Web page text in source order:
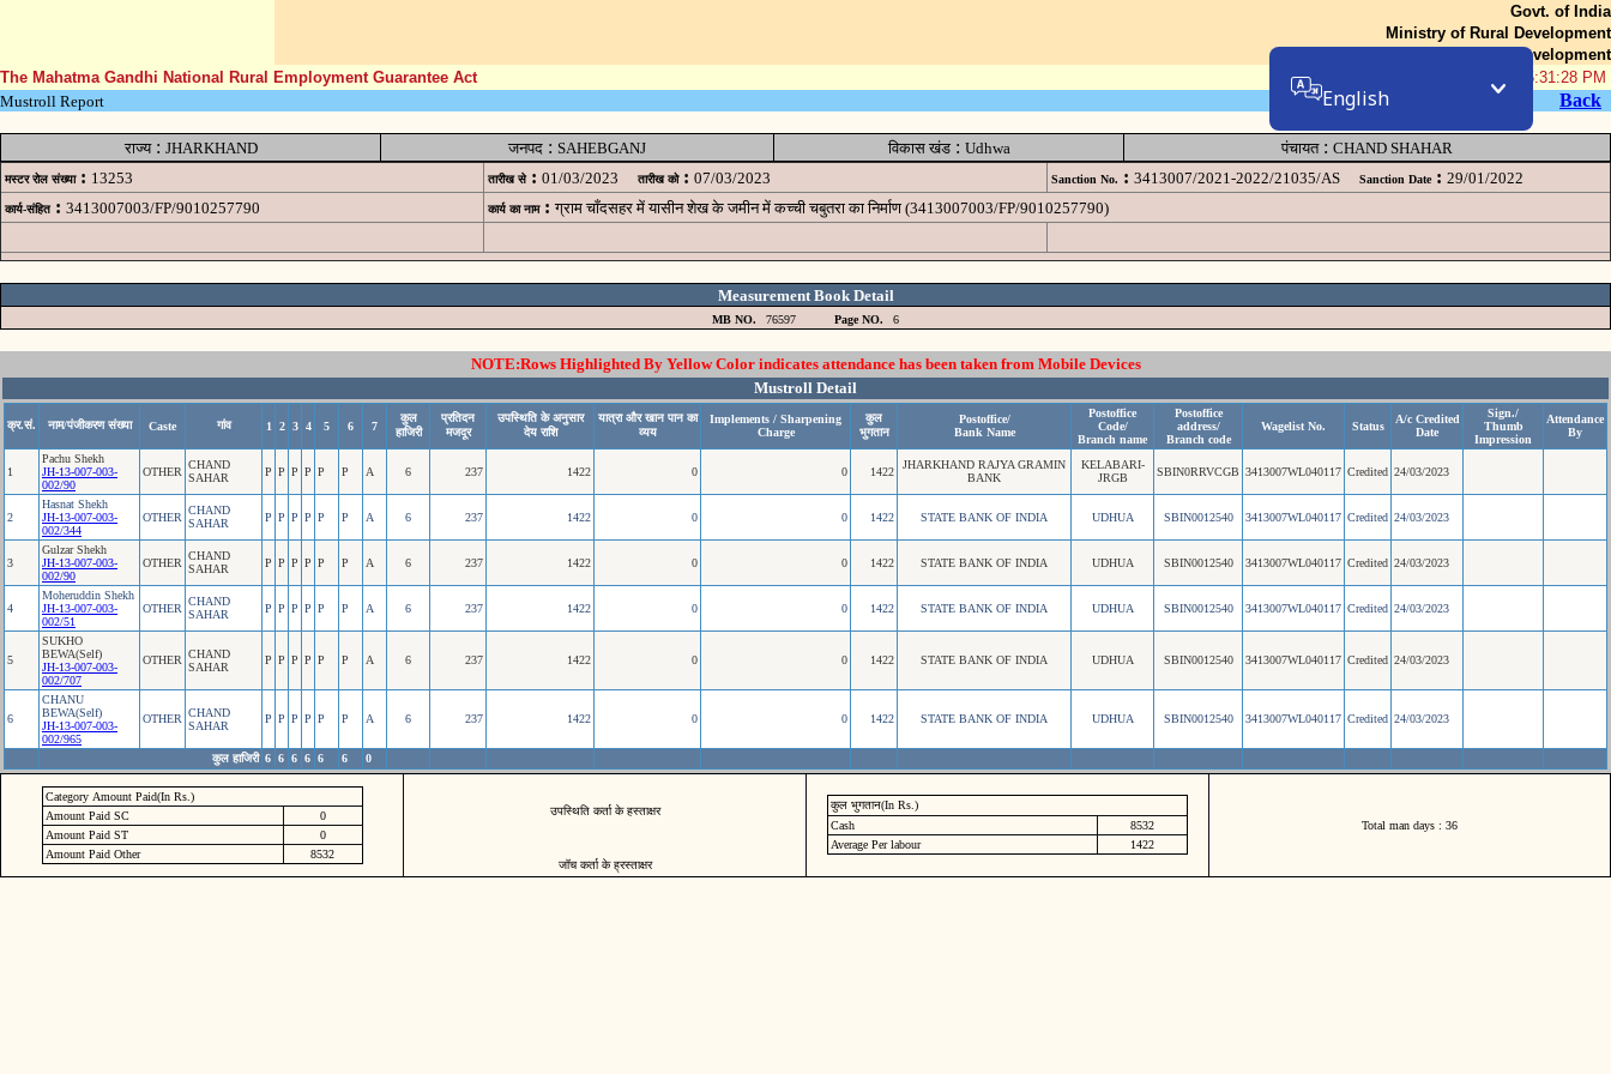
Govt. of India
Ministry of Rural Development
Department of Rural Development
The Mahatma Gandhi National Rural Employment Guarantee Act
07-Aug-2026 05:31:28 PM
Mustroll Report
Back
राज्य: JHARKHAND जनपद : SAHEBGANJ विकास खंड: Udhwa पंचायत: CHAND SHAHAR
मस्टर रोल संख्या : 13253 तारीख से : 01/03/2023 तारीख को : 07/03/2023 Sanction No. : 3413007/2021-2022/21035/AS Sanction Date : 29/01/2022
कार्य-संहित : 3413007003/FP/9010257790 कार्य का नाम : ग्राम चाँदसहर में यासीन शेख के जमीन में कच्ची चबुतरा का निर्माण (3413007003/FP/9010257790)
Measurement Book Detail
MB NO. 76597 Page NO. 6
NOTE:Rows Highlighted By Yellow Color indicates attendance has been taken from Mobile Devices
Mustroll Detail
क्र.सं. नाम/पंजीकरण संख्या Caste गांव 1 2 3 4 5 6 7
कुल
हाजिरी
प्रतिदन
मजदूर
उपस्थिति के अनुसार
देय राशि
यात्रा और खान पान का
व्यय
Implements / Sharpening
Charge
कुल
भुगतान
Postoffice/
Bank Name
Postoffice
Code/
Branch name
Postoffice
address/
Branch code
Wagelist No. Status
A/c Credited
Date
Sign./
Thumb
Impression
Attendance
By
1
Pachu Shekh
JH-13-007-003-
002/90
OTHER
CHAND
SAHAR
P P P P P P A 6 237 1422 0 0 1422
JHARKHAND RAJYA GRAMIN
BANK
KELABARI-
JRGB
SBIN0RRVCGB 3413007WL040117 Credited 24/03/2023
2
Hasnat Shekh
JH-13-007-003-
002/344
OTHER
CHAND
SAHAR
P P P P P P A 6 237 1422 0 0 1422 STATE BANK OF INDIA UDHUA SBIN0012540 3413007WL040117 Credited 24/03/2023
3
Gulzar Shekh
JH-13-007-003-
002/90
OTHER
CHAND
SAHAR
P P P P P P A 6 237 1422 0 0 1422 STATE BANK OF INDIA UDHUA SBIN0012540 3413007WL040117 Credited 24/03/2023
4
Moheruddin Shekh
JH-13-007-003-
002/51
OTHER
CHAND
SAHAR
P P P P P P A 6 237 1422 0 0 1422 STATE BANK OF INDIA UDHUA SBIN0012540 3413007WL040117 Credited 24/03/2023
5
SUKHO
BEWA(Self)
JH-13-007-003-
002/707
OTHER CHAND
SAHAR
P P P P P P A 6 237 1422 0 0 1422 STATE BANK OF INDIA UDHUA SBIN0012540 3413007WL040117 Credited 24/03/2023
6
CHANU
BEWA(Self)
JH-13-007-003-
002/965
OTHER CHAND
SAHAR
P P P P P P A 6 237 1422 0 0 1422 STATE BANK OF INDIA UDHUA SBIN0012540 3413007WL040117 Credited 24/03/2023
कुल हाजिरी 6 6 6 6 6 6 0
Category Amount Paid(In Rs.)
Amount Paid SC
0
Amount Paid ST
0
Amount Paid Other
8532
उपस्थिति कर्ता के हस्ताक्षर
जॉच कर्ता के ह्रस्ताक्षर
कुल भुगतान(In Rs.)
Cash
8532
Average Per labour
1422
Total man days : 36
English